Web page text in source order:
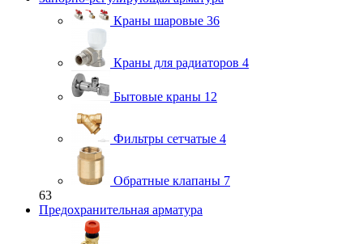
Краны шаровые 36
Краны для радиаторов 4
Бытовые краны 12
Фильтры сетчатые 4
Обратные клапаны 7
63
Предохранительная арматура